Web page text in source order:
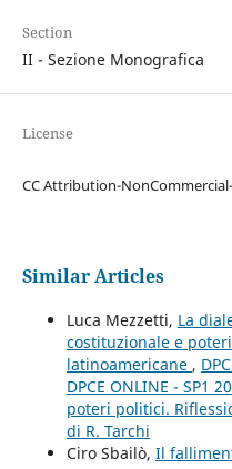
Section
II - Sezione Monografica
License
CC Attribution-
Similar Articles
Luca Mezzetti, La
costituzionale e
latinoamericane ,
DPCE ONLINE - SP1
poteri politici.
di R. Tarchi
Ciro Sbailò, Il